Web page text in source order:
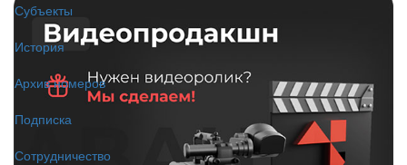
Субъекты
История
Архив номеров
Подписка
Сотрудничество